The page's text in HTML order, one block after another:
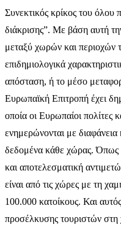
Συνεκτικός κρίκος του όλου
διάκρισης”. Με βάση αυτή
μεταξύ χωρών και
επιδημιολογικά
απόσταση, ή το μέσο
Ευρωπαϊκή Επιτροπή έχει
οποία οι Ευρωπαίοι πολίτες
ενημερώνονται με διαφάνεια
δεδομένα κάθε χώρας. Όπως
και αποτελεσματική
είναι από τις χώρες με τη
100.000 κατοίκους. Και
προσέλκυσης τουριστών